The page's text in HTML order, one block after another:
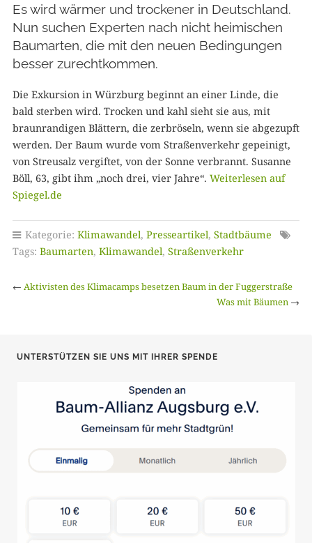
Es wird wärmer und trockener in Deutschland.
Nun suchen Experten nach nicht heimischen
Baumarten, die mit den neuen Bedingungen
besser zurechtkommen.
Die Exkursion in Würzburg beginnt an einer Linde, die
bald sterben wird. Trocken und kahl sieht sie aus, mit
braunrandigen Blättern, die zerbröseln, wenn sie abgezupft
werden. Der Baum wurde vom Straßenverkehr gepeinigt,
von Streusalz vergiftet, von der Sonne verbrannt. Susanne
Böll, 63, gibt ihm „noch drei, vier Jahre“. Weiterlesen auf
Spiegel.de
Kategorie: Klimawandel, Presseartikel, Stadtbäume
Tags: Baumarten, Klimawandel, Straßenverkehr
← Aktivisten des Klimacamps besetzen Baum in der Fuggerstraße
Was mit Bäumen →
UNTERSTÜTZEN SIE UNS MIT IHRER SPENDE